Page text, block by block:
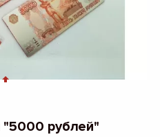
"5000 рублей"